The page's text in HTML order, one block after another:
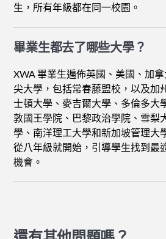
生，所有年級都在同一校園。
畢業生都去了哪些大學？
XWA 畢業生遍佈英國、美國、加
尖大學，包括常春藤盟校，以及加
士頓大學、麥吉爾大學、多倫多大
敦國王學院、巴黎政治學院、雪梨
學、南洋理工大學和新加坡管理大
從八年級就開始，引導學生找到最
機會。